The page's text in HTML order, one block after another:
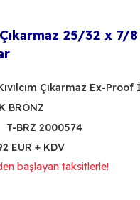
Çıkarmaz 25/32 x
Çıkarmaz Ex-
BRONZ
T-BRZ 2000574
EUR + KDV
başlayan taksitlerle!